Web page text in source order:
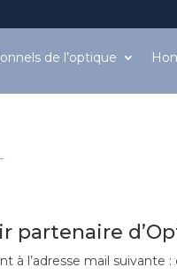
de l’optique
partenaire
à l’adresse mail suivante